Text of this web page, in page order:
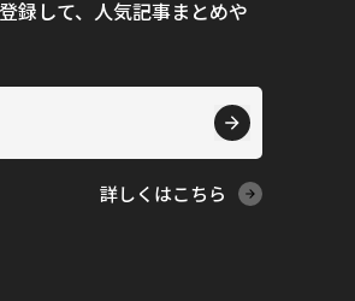
録して、人気記事まとめや
詳しくはこちら